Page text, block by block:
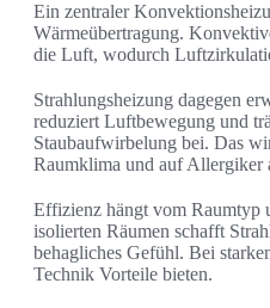
Ein zentraler
Wärmeübertragung.
die Luft, wodurch
Strahlungsheizung dagegen
reduziert Luftbewegung und
Staubaufwirbelung bei. Das
Raumklima und auf Allergiker
Effizienz hängt vom Raumtyp
isolierten Räumen schafft
behagliches Gefühl. Bei
Technik Vorteile bieten.